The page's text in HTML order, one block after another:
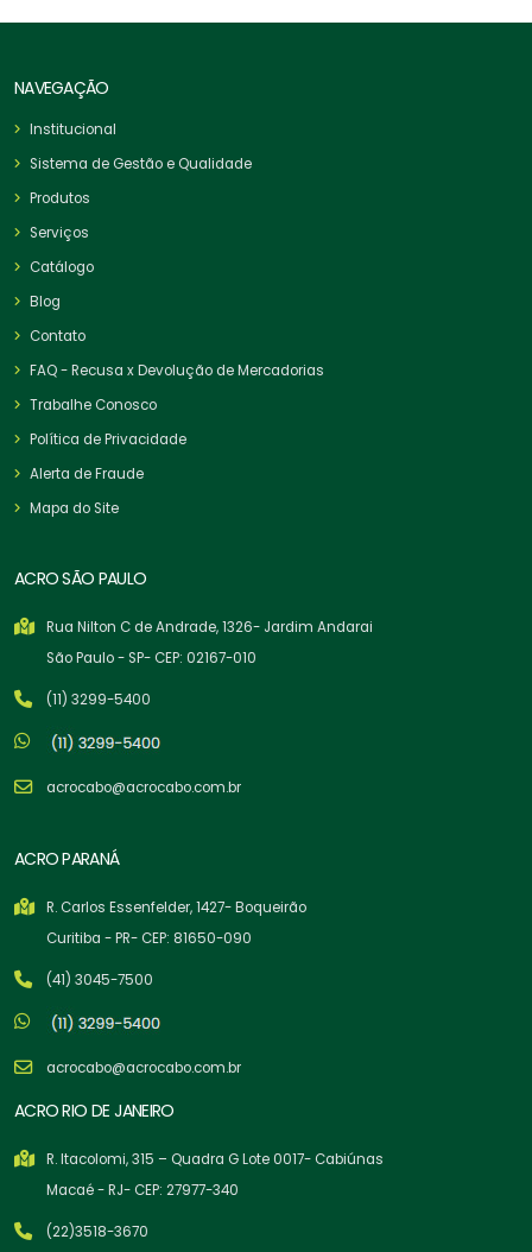
NAVEGAÇÃO
Institucional
Sistema de Gestão e Qualidade
Produtos
Serviços
Catálogo
Blog
Contato
FAQ - Recusa x Devolução de Mercadorias
Trabalhe Conosco
Política de Privacidade
Alerta de Fraude
Mapa do Site
ACRO SÃO PAULO
Rua Nilton C de Andrade, 1326- Jardim Andarai
São Paulo - SP- CEP: 02167-010
(11) 3299-5400
acrocabo@acrocabo.com.br
ACRO PARANÁ
R. Carlos Essenfelder, 1427- Boqueirão
Curitiba - PR- CEP: 81650-090
(41) 3045-7500
acrocabo@acrocabo.com.br
ACRO RIO DE JANEIRO
R. Itacolomi, 315 – Quadra G Lote 0017- Cabiúnas
Macaé - RJ- CEP: 27977-340
(22)3518-3670